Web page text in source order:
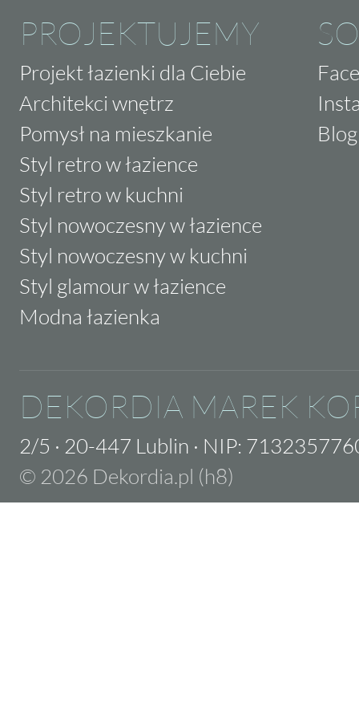
PROJEKTUJEMY
Projekt łazienki dla Ciebie
Architekci wnętrz
Pomysł na mieszkanie
Styl retro w łazience
Styl retro w kuchni
Styl nowoczesny w łazience
Styl nowoczesny w kuchni
Styl glamour w łazience
Modna łazienka
Blog
DEKORDIA MAREK
2/5 · 20-447 Lublin · NIP:
© 2026 Dekordia.pl (h8)